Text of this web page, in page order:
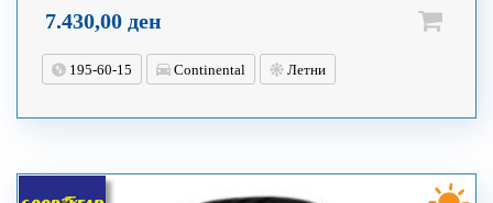
7.430,00 ден
195-60-15 Continental Летни